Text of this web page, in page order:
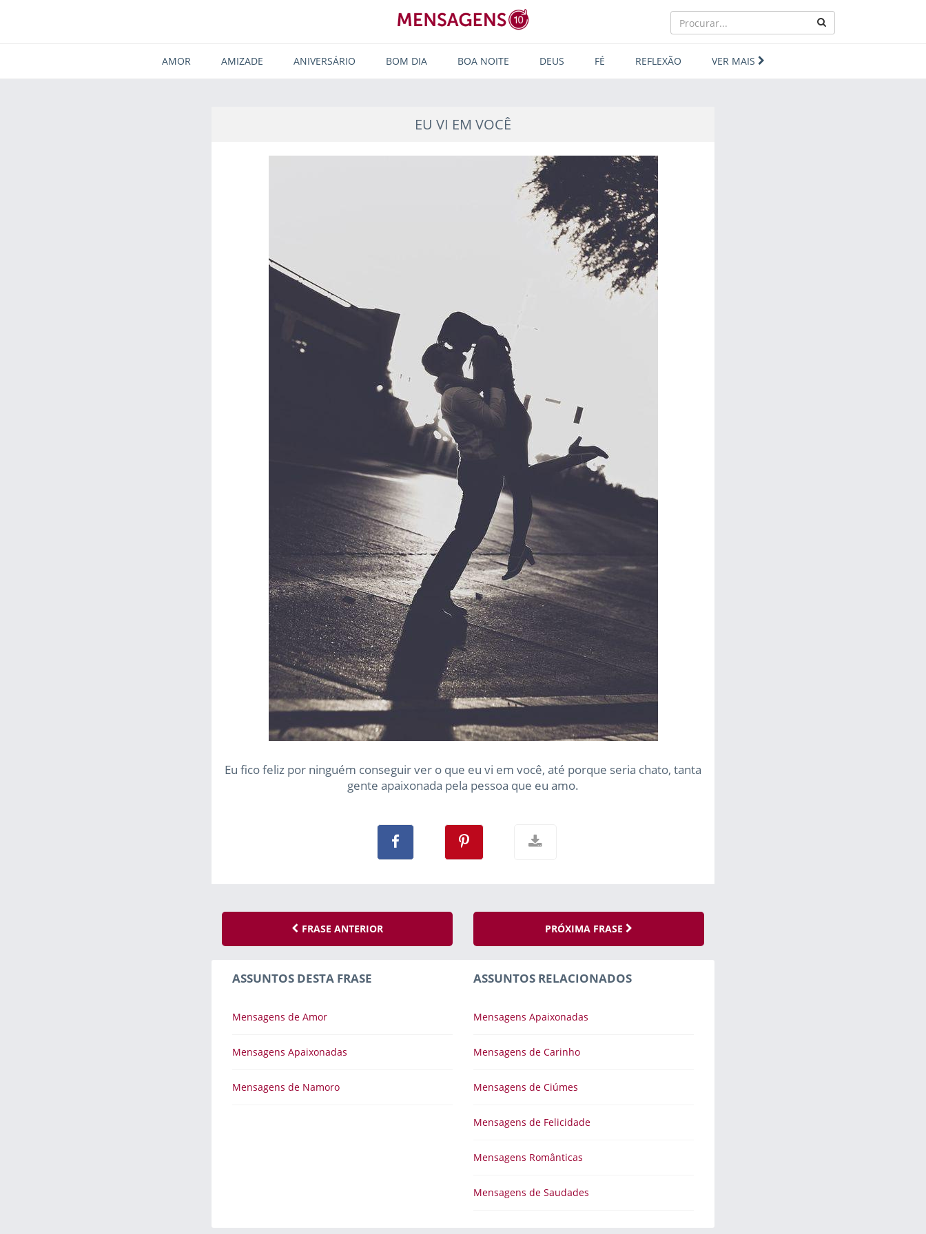
AMOR AMIZADE ANIVERSÁRIO BOM DIA BOA NOITE DEUS FÉ REFLEXÃO VER MAIS
EU VI EM VOCÊ
Eu fico feliz por ninguém conseguir ver o que eu vi em você, até porque seria chato, tanta
gente apaixonada pela pessoa que eu amo.
FRASE ANTERIOR PRÓXIMA FRASE
ASSUNTOS DESTA FRASE
Mensagens de Amor
Mensagens Apaixonadas
Mensagens de Namoro
ASSUNTOS RELACIONADOS
Mensagens Apaixonadas
Mensagens de Carinho
Mensagens de Ciúmes
Mensagens de Felicidade
Mensagens Românticas
Mensagens de Saudades